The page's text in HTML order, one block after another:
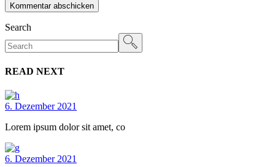
Kommentar abschicken
Search
READ NEXT
6. Dezember 2021
Lorem ipsum dolor sit amet, co
6. Dezember 2021